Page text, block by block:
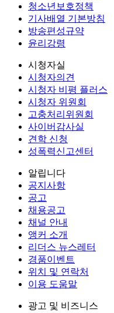
청소년보호정책
기사배열 기본방침
방송편성규약
윤리강령
시청자실
시청자의견
시청자 비평 플러스
시청자 위원회
고충처리위원회
사이버감사실
견학 신청
성폭력신고센터
알립니다
공지사항
공고
채용공고
채널 안내
앵커 소개
리더스 뉴스레터
경품이벤트
위치 및 연락처
이용 도움말
광고 및 비즈니스